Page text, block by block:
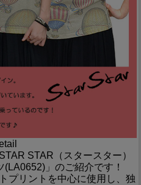
STAR（スタースター）
」のご紹介です！
プリントを中心に使用し、独